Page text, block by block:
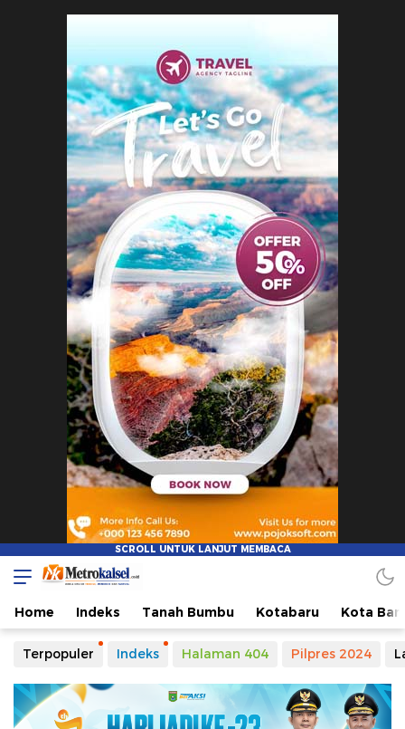
Metro Kalsel
Media Online Terkini, Faktual dan Mendidik
Home Indeks Tanah Bumbu Kotabaru Kota
Terpopuler Indeks Halaman 404 Pilpres 2024